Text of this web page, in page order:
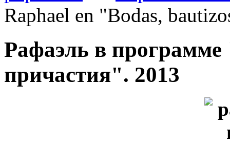
Raphael en "Bodas,
Рафаэль в
причастия". 2013